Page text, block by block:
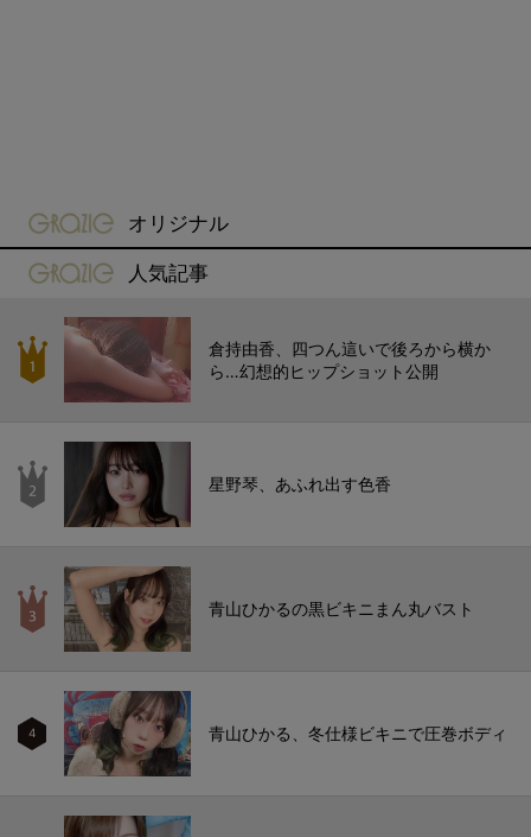
gravure-grazie
オリジナル
gravure-grazie
人気記事
倉持由香、四つん這いで後ろから横か
ら…幻想的ヒップショット公開
星野琴、あふれ出す色香
青山ひかるの黒ビキニまん丸バスト
4 青山ひかる、冬仕様ビキニで圧巻ボディ